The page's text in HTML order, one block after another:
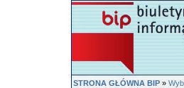
STRONA GŁÓWNA BIP»